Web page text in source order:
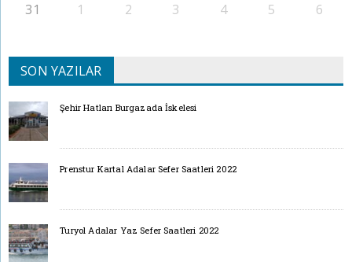
31 1 2 3 4 5 6
SON YAZILAR
Şehir Hatları Burgazada İskelesi
Prenstur Kartal Adalar Sefer Saatleri 2022
Turyol Adalar Yaz Sefer Saatleri 2022